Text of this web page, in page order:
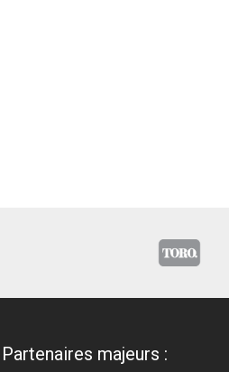
Partenaires majeurs :